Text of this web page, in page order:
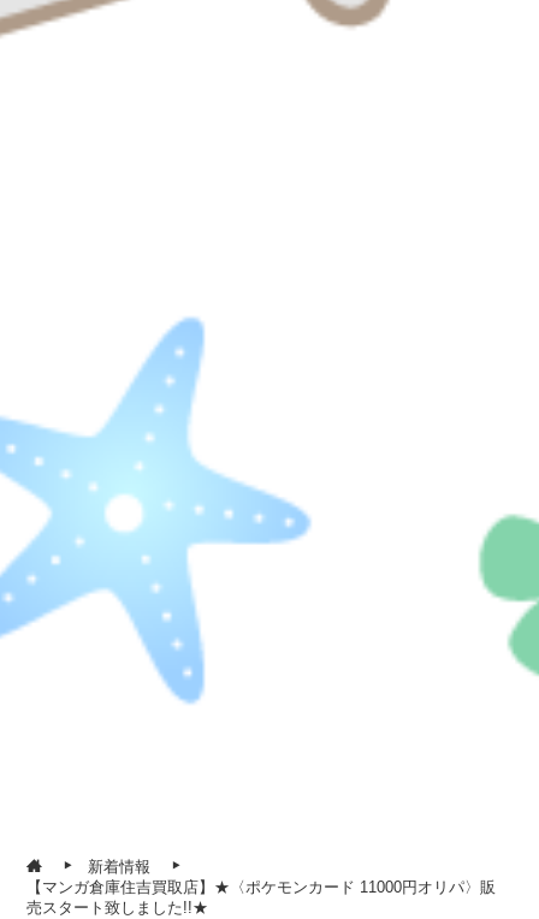
新着情報
【マンガ倉庫住吉買取店】★〈ポケモンカード 11000円オリパ〉販
売スタート致しました!!★